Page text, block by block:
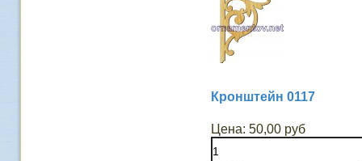
Кронштейн 0117
Цена: 50,00 руб